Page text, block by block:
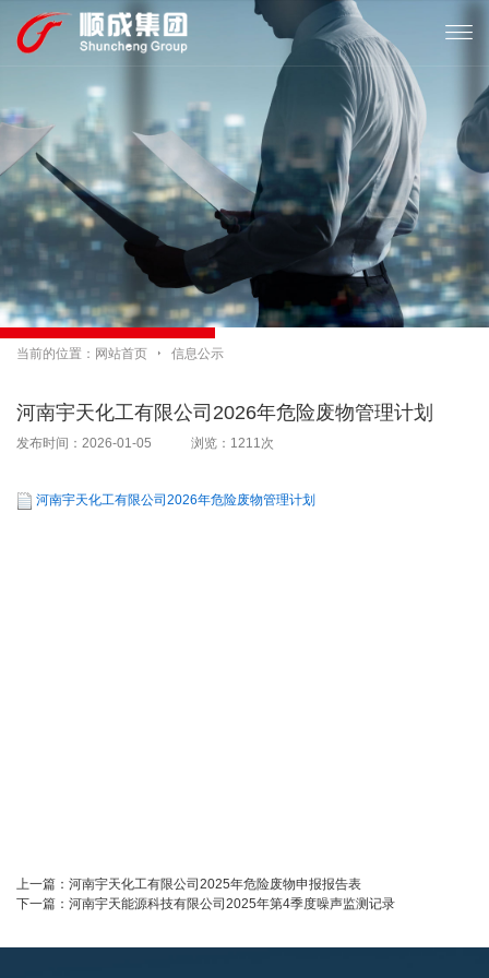

当前的位置： 网站首页  信息公示
河南宇天化工有限公司2026年危险废物管理计划
发布时间：2026-01-05 浏览：1211次
河南宇天化工有限公司2026年危险废物管理计划
上一篇： 河南宇天化工有限公司2025年危险废物申报报告表
下一篇： 河南宇天能源科技有限公司2025年第4季度噪声监测记录